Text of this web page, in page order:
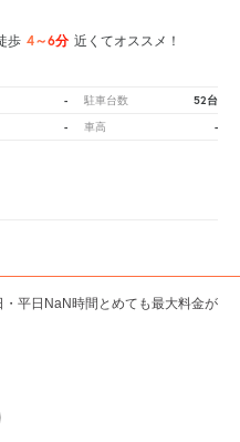
歩 4～6分 近くてオススメ！
- 駐車台数 52台
- 車高 -
平日NaN時間とめても最大料金が